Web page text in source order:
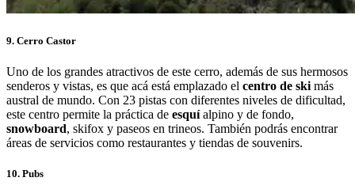
9. Cerro Castor
Uno de los grandes atractivos de este cerro, además de sus hermosos
senderos y vistas, es que acá está emplazado el centro de ski más
austral de mundo. Con 23 pistas con diferentes niveles de dificultad,
este centro permite la práctica de esquíalpino y de fondo,
snowboard, skifox y paseos en trineos. También podrás encontrar
áreas de servicios como restaurantes y tiendas de souvenirs.
10. Pubs